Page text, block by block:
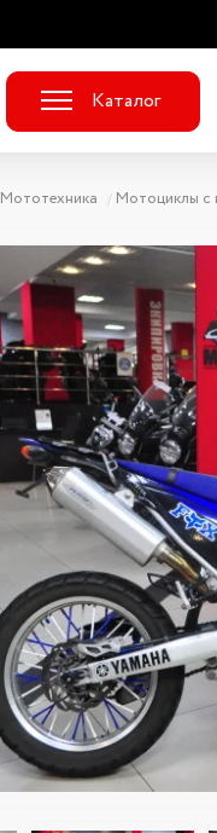
Каталог
Мототехника Мотоциклы с